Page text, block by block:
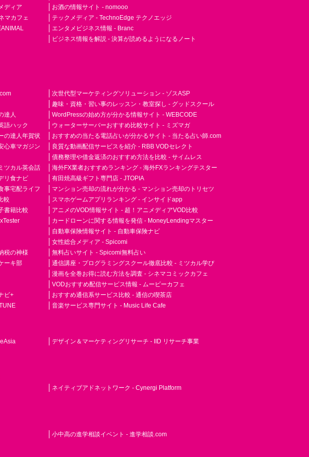
ディア
マカフェ
お酒の情報サイト - nomooo
テックメディア - TechnoEdge テクノエッジ
エンタメビジネス情報 - Branc
ビジネス情報を解説 - 決算が読めるようになるノート
達人
語ハック
の達人年賀状
心車マガジン
ツカル英会話
リ食ナビ
事宅配ライフ
較
書籍比較
税の神様
ーキ部
ビ+
次世代型マーケティングソリューション - ゾスASP
趣味・資格・習い事のレッスン・教室探し - グッドスクール
WordPressの始め方が分かる情報サイト - WEBCODE
ウォーターサーバーおすすめ比較サイト - ミズマガ
おすすめの当たる電話占いが分かるサイト - 当たる占い師.com
良質な動画配信サービスを紹介 - RBB VODセレクト
債務整理や借金返済のおすすめ方法を比較 - サイムレス
海外FX業者おすすめランキング - 海外FXランキングテスター
有田焼高級ギフト専門店 - JTOPIA
マンション売却の流れが分かる - マンション売却のトリセツ
スマホゲームアプリランキング - インサイドapp
アニメのVOD情報サイト - 超！アニメディアVOD比較
カードローンに関する情報を発信 - MoneyLendingマスター
自動車保険情報サイト - 自動車保険ナビ
女性総合メディア - Spicomi
無料占いサイト - Spicomi無料占い
通信講座・プログラミングスクール徹底比較 - ミツカル学び
漫画を全巻お得に読む方法を調査 - シネマコミックカフェ
VODおすすめ配信サービス情報 - ムービーカフェ
おすすめ通信系サービス比較 - 通信の喫茶店
音楽サービス専門サイト - Music Life Cafe
デザイン＆マーケティングリサーチ - IID リサーチ事業
ネイティブアドネットワーク - Cynergi Platform
小中高の進学相談イベント - 進学相談.com